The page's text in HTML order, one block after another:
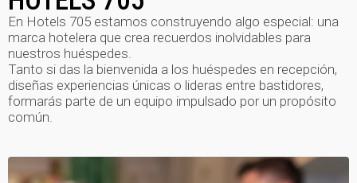
En Hotels 705 estamos construyendo algo especial: una
marca hotelera que crea recuerdos inolvidables para
nuestros huéspedes.
Tanto si das la bienvenida a los huéspedes en recepción,
diseñas experiencias únicas o lideras entre bastidores,
formarás parte de un equipo impulsado por un propósito
común.